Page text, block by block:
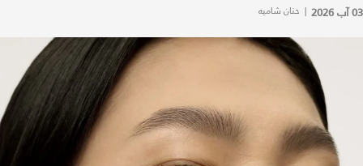
03 آب 2026 | حنان شاميه